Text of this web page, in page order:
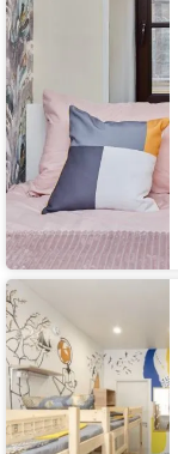
Фонтанка
АРТ
Хостел
Гости
в
гости